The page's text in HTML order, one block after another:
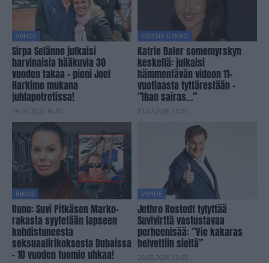
VIIHDE
Sirpa Selänne julkaisi
harvinaisia hääkuvia 30
vuoden takaa – pieni Joel
Harkimo mukana
juhlapotretissa!
19.07.2026 16.10
GOSSIP GEKKO
Katrie Daler somemyrskyn
keskellä: julkaisi
hämmentävän videon 11-
vuotiaasta tyttärestään –
”Ihan sairas…”
11.07.2026 11.05
RIKOS
Uuno: Suvi Pitkäsen Marko-
rakasta syytetään lapseen
kohdistuneesta
seksuaalirikoksesta Dubaissa
– 10 vuoden tuomio uhkaa!
VIIHDE
Jethro Rostedt tylyttää
Suvivirttä vastustavaa
perheenisää: ”Vie kakaras
helvettiin sieltä”
29.05.2026 13.05